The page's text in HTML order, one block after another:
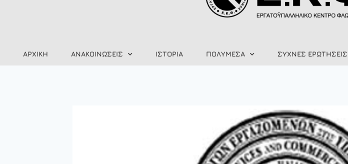
ΑΡΧΙΚΗ ΑΝΑΚΟΙΝΩΣΕΙΣ ΙΣΤΟΡΙΑ ΠΟΛΥΜΕΣΑ ΣΥΧΝΕΣ ΕΡΩΤΗΣΕΙΣ